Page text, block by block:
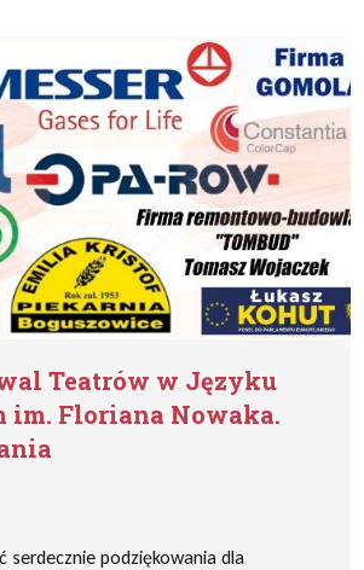
Teatrów w Języku
Floriana Nowaka.
serdecznie podziękowania dla